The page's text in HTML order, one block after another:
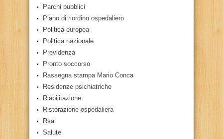
Parchi pubblici
Piano di riordino ospedaliero
Politica europea
Politica nazionale
Previdenza
Pronto soccorso
Rassegna stampa Mario Conca
Residenze psichiatriche
Riabilitazione
Ristorazione ospedaliera
Rsa
Salute